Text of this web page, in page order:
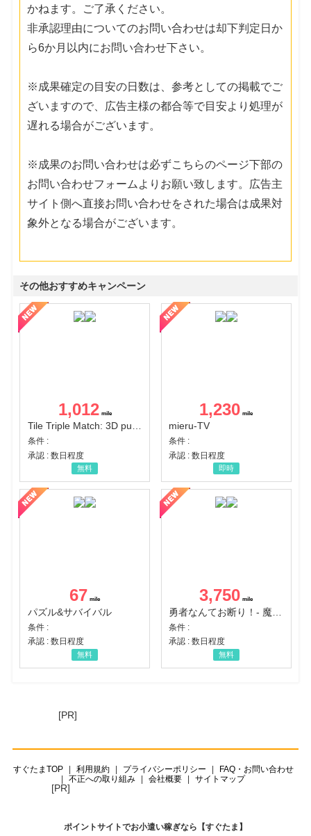
かねます。ご了承ください。
非承認理由についてのお問い合わせは却下判定日か
ら6か月以内にお問い合わせ下さい。
※成果確定の目安の日数は、参考としての掲載でご
ざいますので、広告主様の都合等で目安より処理が
遅れる場合がございます。
※成果のお問い合わせは必ずこちらのページ下部の
お問い合わせフォームよりお願い致します。広告主
サイト側へ直接お問い合わせをされた場合は成果対
象外となる場合がございます。
その他おすすめキャンペーン
1,012
Tile Triple Match: 3D puzzle
条件 :
承認 : 数日程度
無料
1,230
mieru-TV
条件 :
承認 : 数日程度
即時
67
パズル&サバイバル
条件 :
承認 : 数日程度
無料
3,750
条件 :
承認 : 数日程度
無料
[PR]
すぐたまTOP 利用規約 プライバシーポリシー
FAQ・お問い合わせ
不正への取り組み
会社概要 サイトマップ
[PR]
ポイントサイトでお小遣い稼ぎなら【すぐたま】